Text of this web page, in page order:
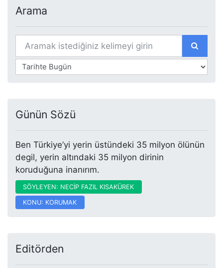
Arama
Günün Sözü
Ben Türkiye’yi yerin üstündeki 35 milyon ölünün
degil, yerin altındaki 35 milyon dirinin
koruduğuna inanırım.
SÖYLEYEN: NECİP FAZIL KISAKÜREK
KONU: KORUMAK
Editörden